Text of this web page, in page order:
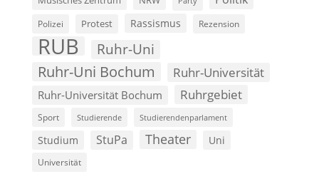
Polizei Protest Rassismus Rezension
RUB Ruhr-Uni
Ruhr-Uni Bochum Ruhr-Universität
Ruhr-Universität Bochum Ruhrgebiet
Sport Studierende Studierendenparlament
Studium StuPa Theater Uni
Universität